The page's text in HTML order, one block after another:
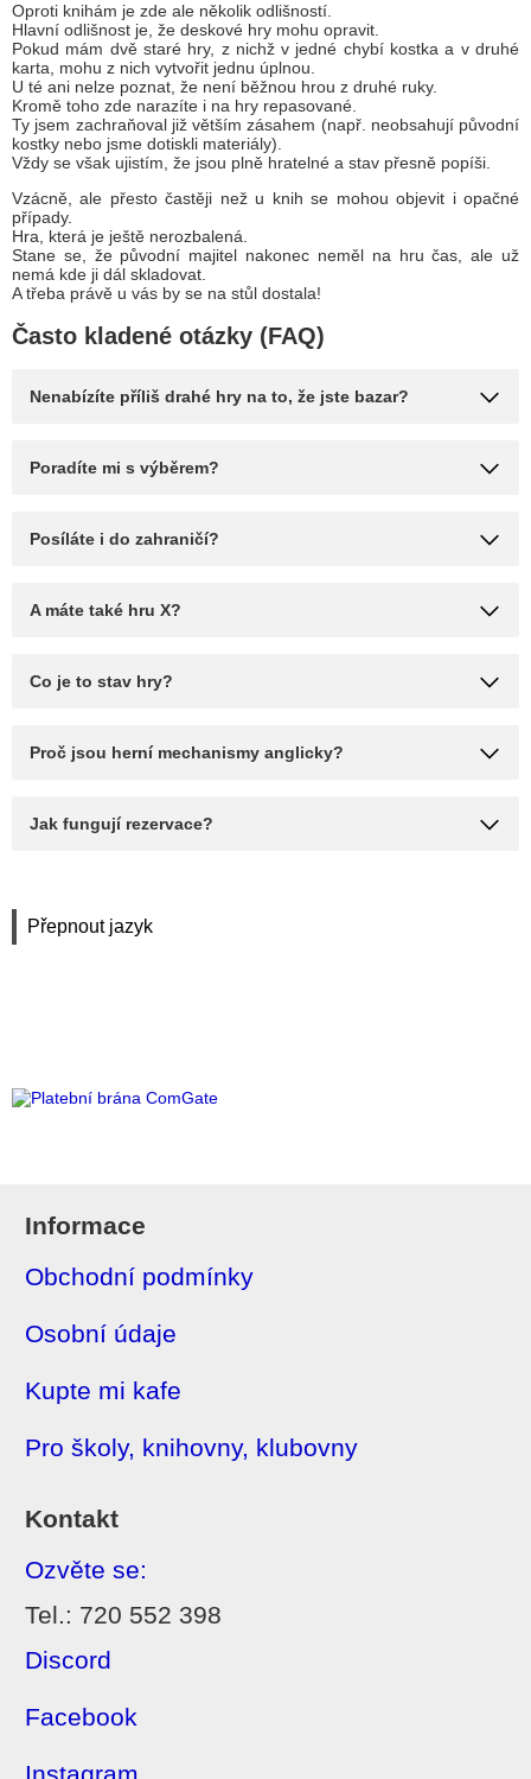
Přepnout jazyk
Oproti knihám je zde ale několik odlišností.
Hlavní odlišnost je, že deskové hry mohu opravit.
Pokud mám dvě staré hry, z nichž v jedné chybí kostka a v druhé
karta, mohu z nich vytvořit jednu úplnou.
U té ani nelze poznat, že není běžnou hrou z druhé ruky.
Kromě toho zde narazíte i na hry repasované.
Ty jsem zachraňoval již větším zásahem (např. neobsahují původní
kostky nebo jsme dotiskli materiály).
Vždy se však ujistím, že jsou plně hratelné a stav přesně popíši.
Vzácně, ale přesto častěji než u knih se mohou objevit i opačné
případy.
Hra, která je ještě nerozbalená.
Stane se, že původní majitel nakonec neměl na hru čas, ale už
nemá kde ji dál skladovat.
A třeba právě u vás by se na stůl dostala!
Často kladené otázky (FAQ)
Nenabízíte příliš drahé hry na to, že jste bazar?
Poradíte mi s výběrem?
Posíláte i do zahraničí?
A máte také hru X?
Co je to stav hry?
Proč jsou herní mechanismy anglicky?
Jak fungují rezervace?
Informace
Obchodní podmínky
Osobní údaje
Kupte mi kafe
Pro školy, knihovny, klubovny
Kontakt
Ozvěte se:
Tel.: 720 552 398
Discord
Facebook